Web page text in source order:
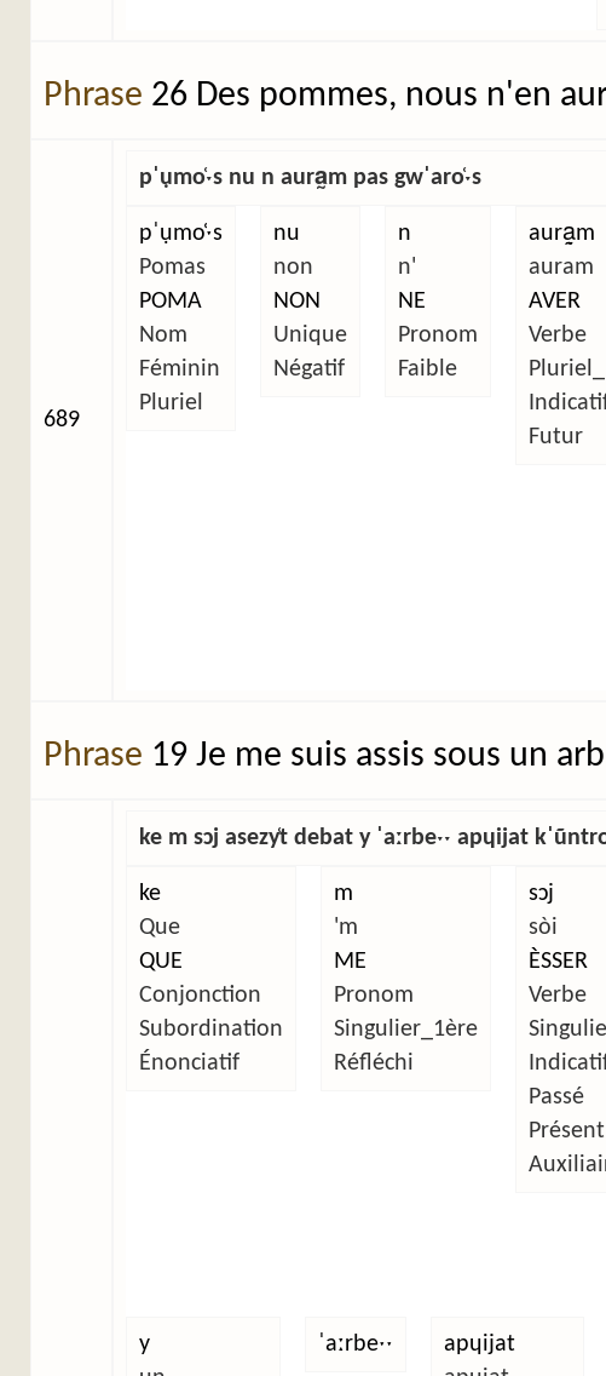
Phrase 26 Des pommes, nous n'en
689
pˈụmo̜ˑs nu n aura̰m pas gwˈaro̜ˑs
pˈụmo̜ˑs
Pomas
POMA
Nom
Féminin
Pluriel
nu
non
NON
Unique
Négatif
n
n'
NE
Pronom
Faible
aura̰m
auram
AVER
Verbe
Futur
Phrase 19 Je me suis assis sous un
ke m sɔj asezy̜t debat y ˈaːrbeˑˑ apɥijat
ke
Que
QUE
Conjonction
Subordination
Énonciatif
m
'm
ME
Pronom
Singulier_1ère
Réfléchi
sɔj
sòi
ÈSSER
Verbe
Passé
Présent
y
ˈaːrbeˑˑ
apɥijat